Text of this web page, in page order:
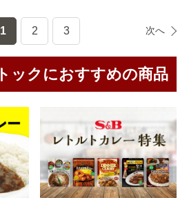
1 2 3 次へ
ックにおすすめの商品